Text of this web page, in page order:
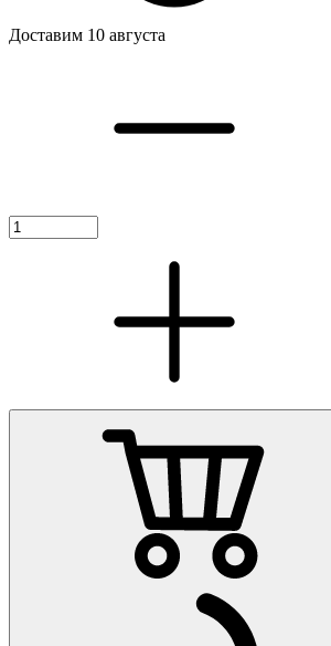
Доставим 10 августа